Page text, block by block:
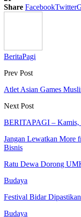
Share FacebookTwitter
BeritaPagi
Prev Post
Atlet Asian Games
Next Post
BERITAPAGI – Kamis,
Jangan Lewatkan More
Bisnis
Ratu Dewa Dorong
Budaya
Festival Bidar
Budaya